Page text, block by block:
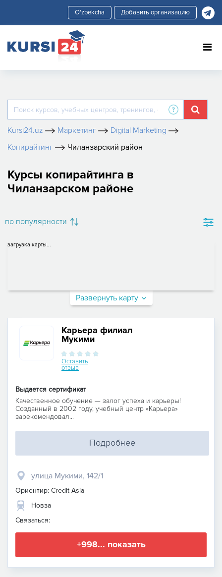
Добавить организацию
Kursi24.uz Маркетинг
Digital Marketing
Копирайтинг
Чиланзарский район
Курсы копирайтинга в
Чиланзарском районе
по популярности
загрузка карты...
Развернуть карту
Карьера филиал
Мукими
Оставить
отзыв
Выдается сертификат
Качественное обучение — залог успеха и карьеры!
Созданный в 2002 году, учебный центр «Карьера»
зарекомендовал...
Подробнее
улица Мукими, 142/1
Ориентир: Credit Asia
Новза
Связаться:
+998... показать